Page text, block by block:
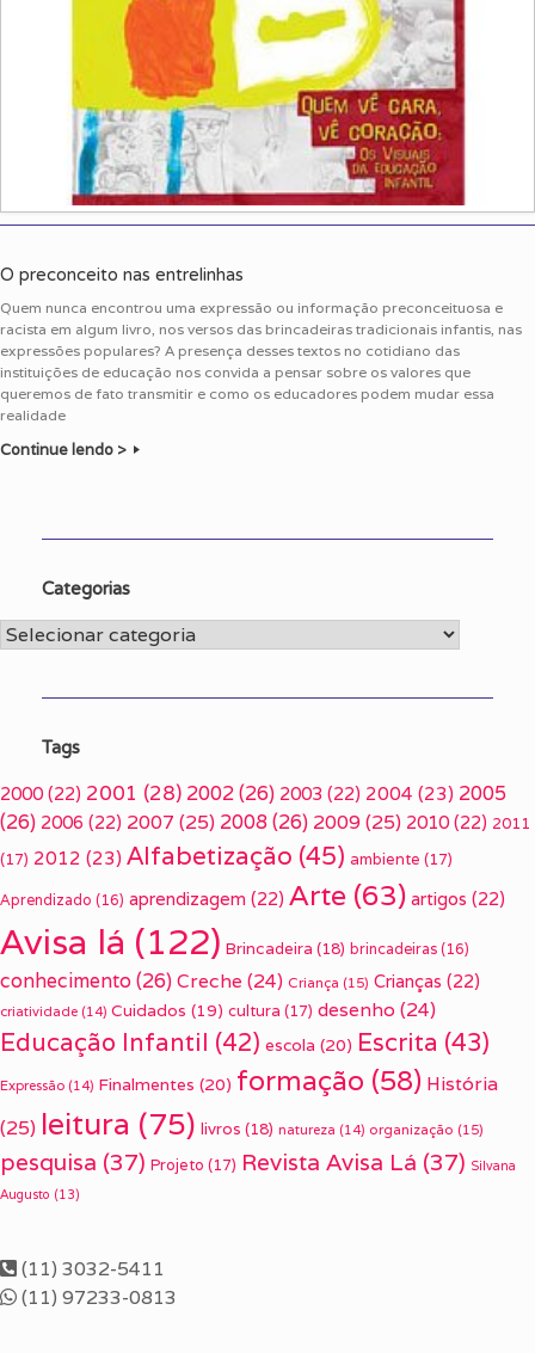
O preconceito nas entrelinhas
Quem nunca encontrou uma expressão ou informação preconceituosa e
racista em algum livro, nos versos das brincadeiras tradicionais infantis, nas
expressões populares? A presença desses textos no cotidiano das
instituições de educação nos convida a pensar sobre os valores que
queremos de fato transmitir e como os educadores podem mudar essa
realidade
Continue lendo >
Categorias
Categorias
Tags
2000 (22) 2001 (28) 2002(26) 2003 (22) 2004 (23) 2005
(26) 2006 (22) 2007 (25) 2008(26) 2009(25) 2010 (22) 2011
(17) 2012 (23) Alfabetização (45) ambiente (17)
Aprendizado (16) aprendizagem (22) Arte (63) artigos (22)
Avisa lá (122) Brincadeira (18) brincadeiras (16)
conhecimento(26) Creche (24) Criança (15) Crianças (22)
criatividade (14) Cuidados (19) cultura (17) desenho (24)
Educação Infantil (42) escola (20) Escrita (43)
Expressão (14) Finalmentes (20) formação (58) História
(25) leitura (75) livros (18) natureza (14) organização (15)
pesquisa (37) Projeto (17) Revista Avisa Lá (37) Silvana
Augusto (13)
(11) 3032-5411
(11) 97233-0813